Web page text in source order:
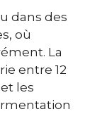
dans des
où
La
entre 12
les